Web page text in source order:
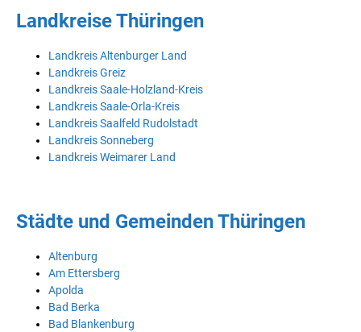
Landkreise Thüringen
Landkreis Altenburger Land
Landkreis Greiz
Landkreis Saale-Holzland-Kreis
Landkreis Saale-Orla-Kreis
Landkreis Saalfeld Rudolstadt
Landkreis Sonneberg
Landkreis Weimarer Land
Städte und Gemeinden Thüringen
Altenburg
Am Ettersberg
Apolda
Bad Berka
Bad Blankenburg